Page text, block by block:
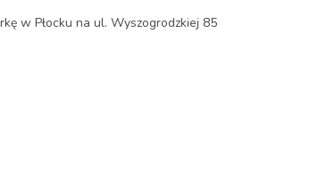
w Płocku na ul. Wyszogrodzkiej 85